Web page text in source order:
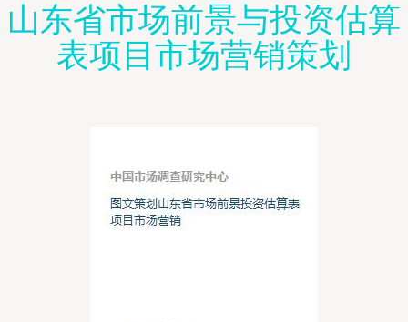
山东省市场前景与投资估算
表项目市场营销策划